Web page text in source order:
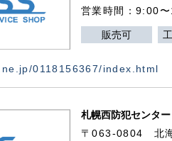
営業時間：9:00
販売可
0118156367/index.html
札幌西防犯センター
〒063-0804 北